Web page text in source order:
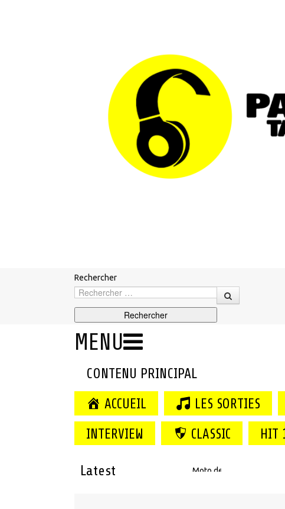
Rechercher
MENU
CONTENU PRINCIPAL
ACCUEIL LES SORTIES
INTERVIEW
CLASSIC HIT
Latest Moto de Mombo Gang